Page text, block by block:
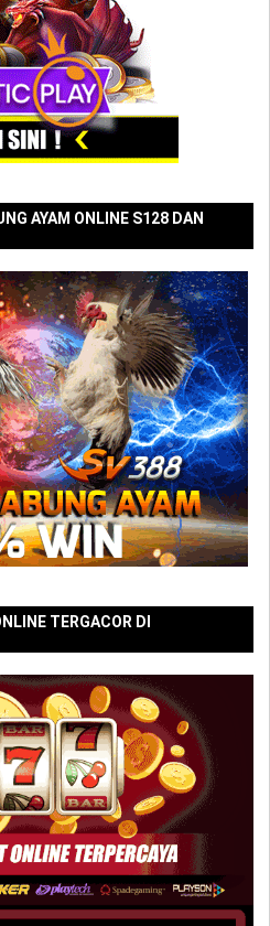
AYAM ONLINE S128 DAN
TERGACOR DI